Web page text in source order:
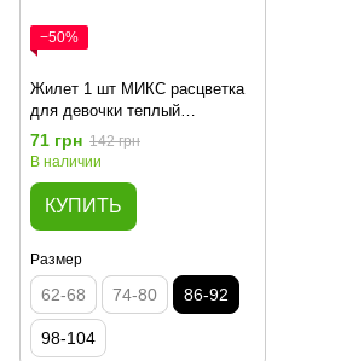
−50%
Жилет 1 шт МИКС расцветка
для девочки теплый
махровый 00001877, 86-92 см,
2 года
71 грн 142 грн
В наличии
КУПИТЬ
Размер
62-68 74-80 86-92
98-104